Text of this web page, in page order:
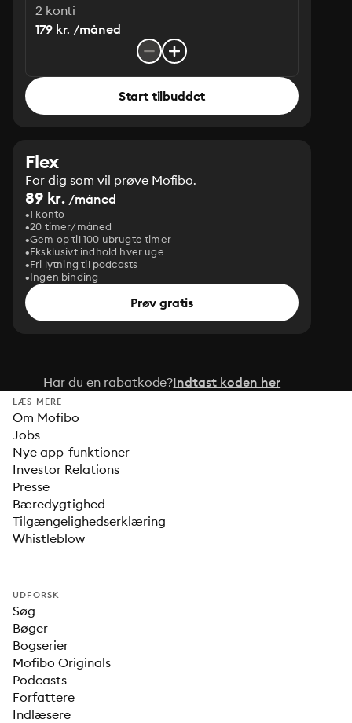
2 konti
179 kr. /måned
Start tilbuddet
Flex
For dig som vil prøve Mofibo.
89 kr. /måned
1 konto
20 timer/måned
Gem op til 100 ubrugte timer
Eksklusivt indhold hver uge
Fri lytning til podcasts
Ingen binding
Prøv gratis
Har du en rabatkode?Indtast koden her
LÆS MERE
Om Mofibo
Jobs
Nye app-funktioner
Investor Relations
Presse
Bæredygtighed
Tilgængelighedserklæring
Whistleblow
UDFORSK
Søg
Bøger
Bogserier
Mofibo Originals
Podcasts
Forfattere
Indlæsere